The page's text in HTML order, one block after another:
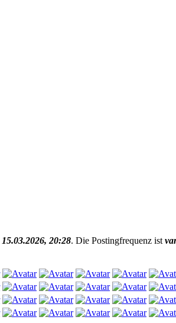
15.03.2026, 20:28. Die Postingfrequenz ist